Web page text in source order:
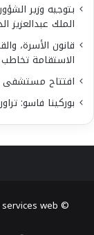
بتوجيه وزير
الملك عبدالعزيز
قانون الأسرة،
الاستقامة تخاطب
افتتاح مستشفى
بوركينا فاسو:
© Copyright 2026, All Rights Reserved |
web